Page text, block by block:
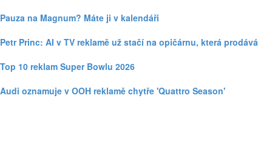
Pauza na Magnum? Máte ji v kalendáři
Petr Princ: AI v TV reklamě už stačí na opičárnu, která prodává
Top 10 reklam Super Bowlu 2026
Audi oznamuje v OOH reklamě chytře 'Quattro Season'